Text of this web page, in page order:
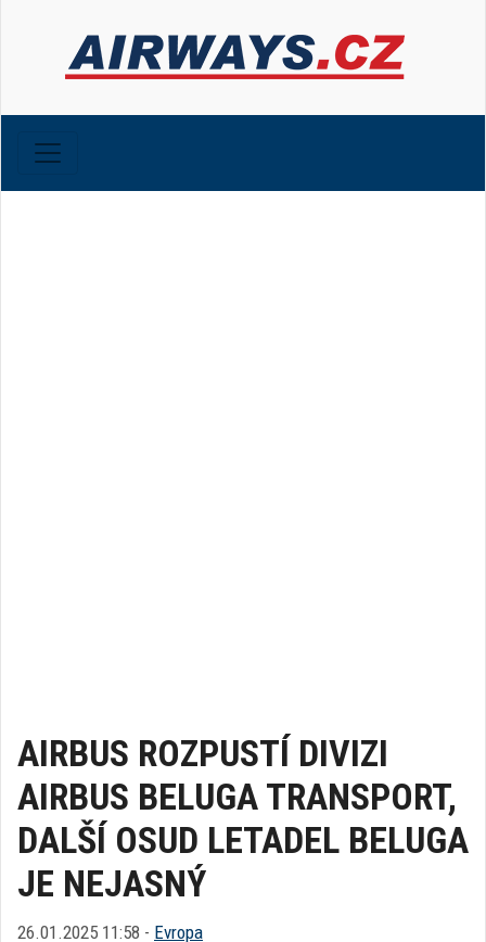
AIRBUS ROZPUSTÍ DIVIZI
AIRBUS BELUGA TRANSPORT,
DALŠÍ OSUD LETADEL BELUGA
JE NEJASNÝ
26.01.2025 11:58 - Evropa